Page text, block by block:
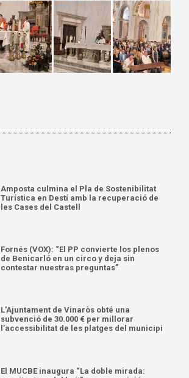
Amposta culmina el Pla de Sostenibilitat
Turística en Destí amb la recuperació de
les Cases del Castell
Fornés (VOX): “El PP convierte los plenos
de Benicarló en un circo y deja sin
contestar nuestras preguntas”
L’Ajuntament de Vinaròs obté una
subvenció de 30.000 € per millorar
l’accessibilitat de les platges del municipi
El MUCBE inaugura “La doble mirada: